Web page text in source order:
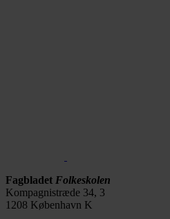
Fagbladet Folkeskolen
Kompagnistræde 34, 3
1208 København K